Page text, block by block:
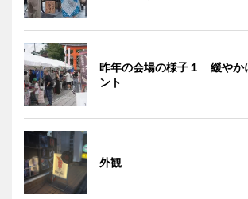
昨年の会場の様子１ 緩やか
ント
外観